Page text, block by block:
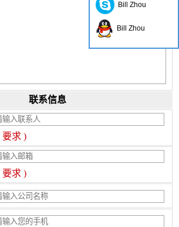
联系信息
要求 )
要求 )
Bill Zhou
Bill Zhou